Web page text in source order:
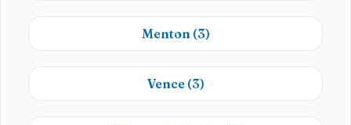
Menton (3)
Vence (3)